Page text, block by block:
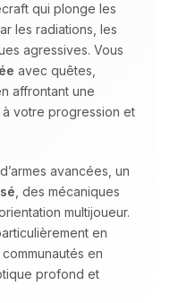
qui plonge les
les radiations, les
agressives. Vous
avec quêtes,
affrontant une
à votre progression et
avancées, un
, des mécaniques
multijoueur.
en
en
profond et